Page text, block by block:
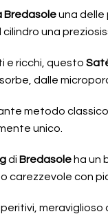
Bredasoleuna
una
e ricchi, questo
dalle
metodo
unico.
di Bredasole ha un
carezzevole con